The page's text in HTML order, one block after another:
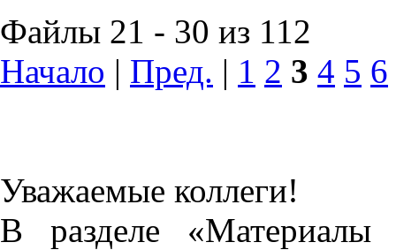
Файлы 21 - 30 из 112
Начало | Пред. | 1 2 3 4 5 6
Уважаемые коллеги!
В разделе «Материалы